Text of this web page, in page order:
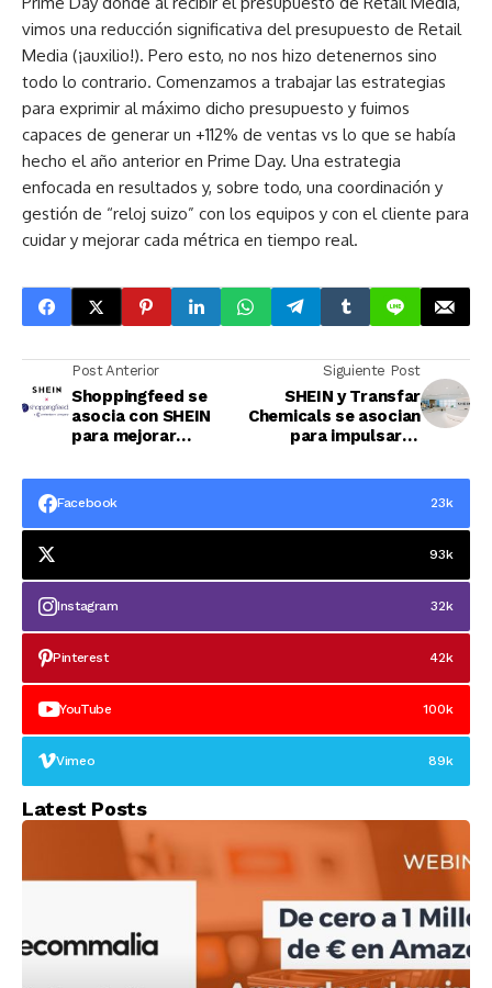
vimos una reducción significativa del presupuesto de Retail
Media (¡auxilio!). Pero esto, no nos hizo detenernos sino
todo lo contrario. Comenzamos a trabajar las estrategias
para exprimir al máximo dicho presupuesto y fuimos
capaces de generar un +112% de ventas vs lo que se había
hecho el año anterior en Prime Day. Una estrategia
enfocada en resultados y, sobre todo, una coordinación y
gestión de “reloj suizo” con los equipos y con el cliente para
cuidar y mejorar cada métrica en tiempo real.
Post Anterior
Shoppingfeed se
asocia con SHEIN
para mejorar
marketplace para las
marcas europeas
Siguiente Post
SHEIN y Transfar
Chemicals se asocian
para impulsar la
innovación textil
Facebook 23k
93k
Instagram 32k
Pinterest 42k
YouTube 100k
Vimeo 89k
Latest Posts